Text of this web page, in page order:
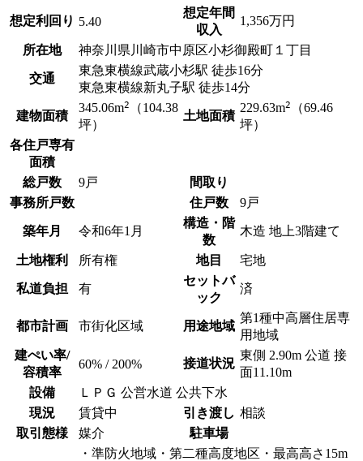
想定利回り 5.40
想定年間
収入
1,356万円
所在地 神奈川県川崎市中原区小杉御殿町１丁目
交通
東急東横線武蔵小杉駅 徒歩16分
東急東横線新丸子駅 徒歩14分
建物面積
345.06m2
（104.38
坪）
土地面積
229.63m2
（69.46
坪）
各住戸専有
面積
総戸数
9戸
間取り
事務所戸数
住戸数 9戸
築年月 令和6年1月
構造・階
数
木造 地上3階建て
土地権利 所有権 地目 宅地
私道負担 有
セットバ
ック
済
都市計画 市街化区域 用途地域
第1種中高層住居専
用地域
建ぺい率/
容積率
60% / 200% 接道状況
東側 2.90m 公道 接
面11.10m
設備
ＬＰＧ 公営水道 公共下水
現況
賃貸中 引き渡し 相談
取引態様
媒介 駐車場
・準防火地域・第二種高度地区・最高高さ15m